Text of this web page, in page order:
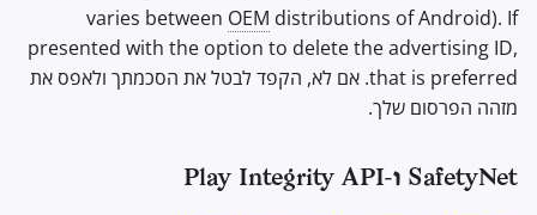
varies between OEM distributions of Android). If
presented with the option to delete the advertising ID,
that is preferred. אם לא, הקפד לבטל את הסכמתך ולאפס את
מזהה הפרסום שלך.
SafetyNet ו-Play Integrity API